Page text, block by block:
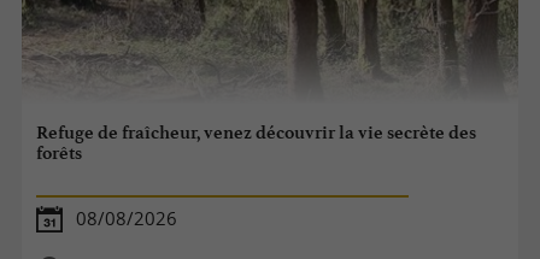
Refuge de fraîcheur, venez découvrir la vie secrète des
forêts
08/08/2026